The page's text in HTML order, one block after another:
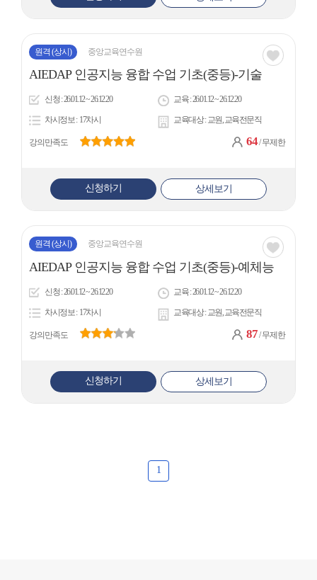
원격 (상시) 중앙교육연수원 관심
AIEDAP 인공지능 융합 수업 기초(중등)-기술
신청 26.01.12 ~ 26.12.20 교육 26.01.12 ~ 26.12.20
차시정보 17차시 교육대상 교원, 교육전문직
강의만족도 64/ 무제한
신청하기 상세보기
원격 (상시) 중앙교육연수원 관심
AIEDAP 인공지능 융합 수업 기초(중등)-예체능
신청 26.01.12 ~ 26.12.20 교육 26.01.12 ~ 26.12.20
차시정보 17차시 교육대상 교원, 교육전문직
강의만족도 87/ 무제한
신청하기 상세보기
1